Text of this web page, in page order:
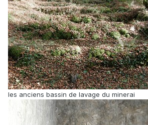
les anciens bassin de lavage du minerai